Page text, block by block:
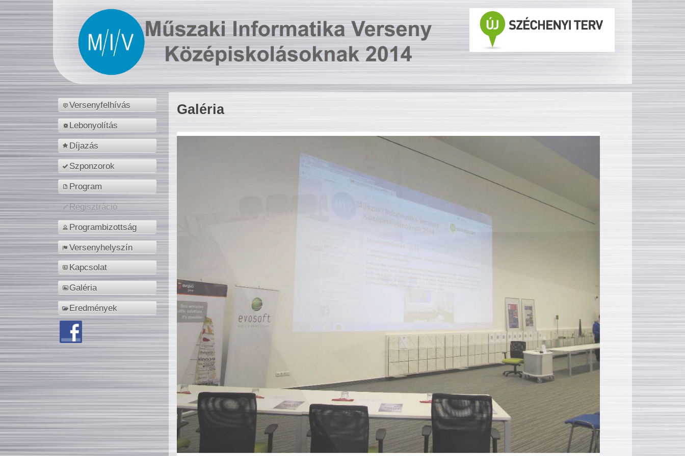
Versenyfelhívás
Lebonyolítás
Díjazás
Szponzorok
Program
Regisztráció
Programbizottság
Versenyhelyszín
Kapcsolat
Galéria
Eredmények
Galéria